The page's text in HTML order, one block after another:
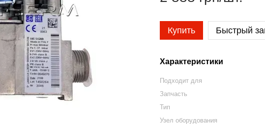
Купить Быстрый
Характеристики
Подходит для
Запчасть
Тип
Узел оборудования